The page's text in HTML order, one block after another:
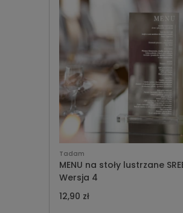
Tadam
MENU na stoły lustrzane
Wersja 4
12,90 zł